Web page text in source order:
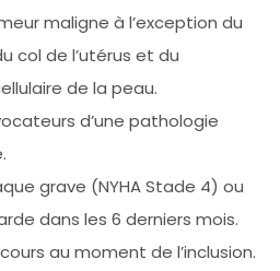
maligne à l’exception du
col de l’utérus et du
de la peau.
d’une pathologie
grave (NYHA Stade 4) ou
dans les 6 derniers mois.
au moment de l’inclusion.